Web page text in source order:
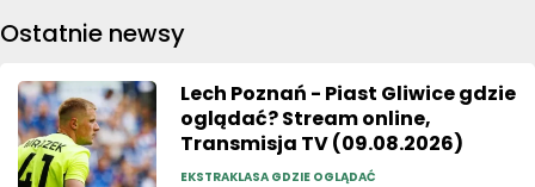
Ostatnie newsy
Lech Poznań - Piast Gliwice gdzie
oglądać? Stream online,
Transmisja TV (09.08.2026)
EKSTRAKLASA GDZIE OGLĄDAĆ